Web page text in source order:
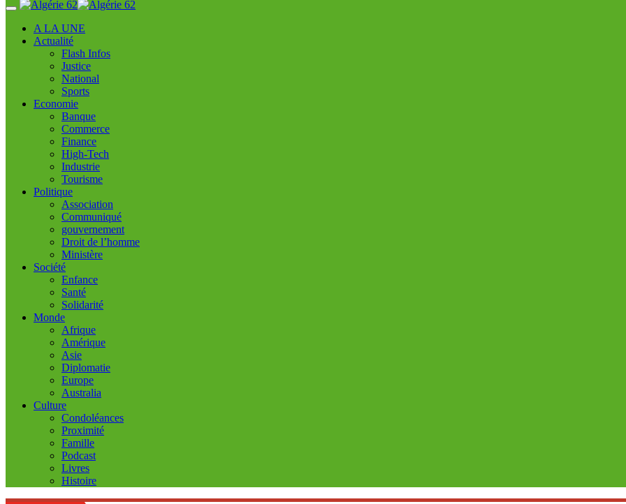
A LA UNE
Actualité
Flash Infos
Justice
National
Sports
Economie
Banque
Commerce
Finance
High-Tech
Industrie
Tourisme
Politique
Association
Communiqué
gouvernement
Droit de l’homme
Ministère
Société
Enfance
Santé
Solidarité
Monde
Afrique
Amérique
Asie
Diplomatie
Europe
Australia
Culture
Condoléances
Proximité
Famille
Podcast
Livres
Histoire